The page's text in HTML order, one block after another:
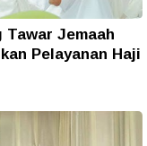
Tawar Jemaah
Pelayanan Haji